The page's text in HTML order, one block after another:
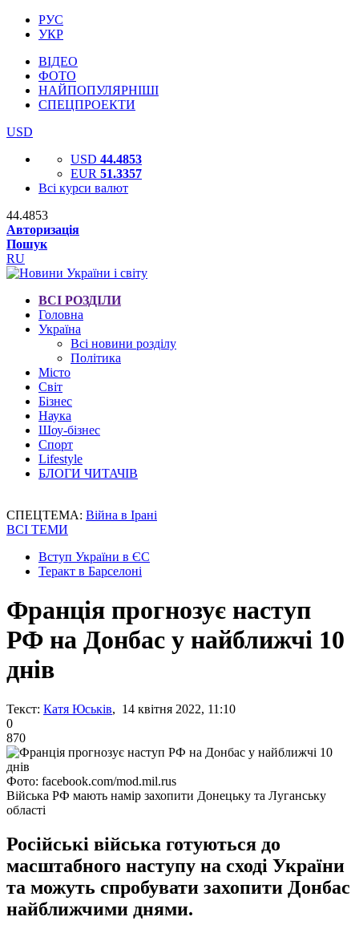
РУС
УКР
ВІДЕО
ФОТО
НАЙПОПУЛЯРНІШІ
СПЕЦПРОЕКТИ
USD
USD 44.4853
EUR 51.3357
Всі курси валют
44.4853
Авторизація
Пошук
RU
ВСІ РОЗДІЛИ
Головна
Україна
Всі новини розділу
Політика
Місто
Світ
Бізнес
Наука
Шоу-бізнес
Спорт
Lifestyle
БЛОГИ ЧИТАЧІВ
СПЕЦТЕМА: Війна в Ірані
ВСІ ТЕМИ
Вступ України в ЄС
Теракт в Барселоні
Франція прогнозує наступ
РФ на Донбас у найближчі 10
днів
Текст: Катя Юськів, 14 квітня 2022, 11:10
0
870
Фото: facebook.com/mod.mil.rus
Війська РФ мають намір захопити Донецьку та Луганську
області
Російські війська готуються до
масштабного наступу на сході України
та можуть спробувати захопити Донбас
найближчими днями.